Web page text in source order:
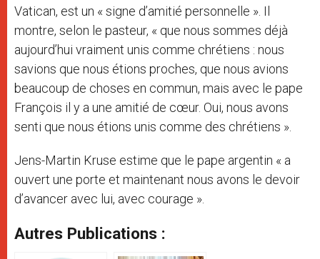
Vatican, est un « signe d’amitié personnelle ». Il
montre, selon le pasteur, « que nous sommes déjà
aujourd’hui vraiment unis comme chrétiens : nous
savions que nous étions proches, que nous avions
beaucoup de choses en commun, mais avec le pape
François il y a une amitié de cœur. Oui, nous avons
senti que nous étions unis comme des chrétiens ».
Jens-Martin Kruse estime que le pape argentin « a
ouvert une porte et maintenant nous avons le devoir
d’avancer avec lui, avec courage ».
Autres Publications :